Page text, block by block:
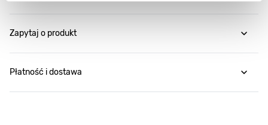
Zapytaj o produkt
Płatność i dostawa